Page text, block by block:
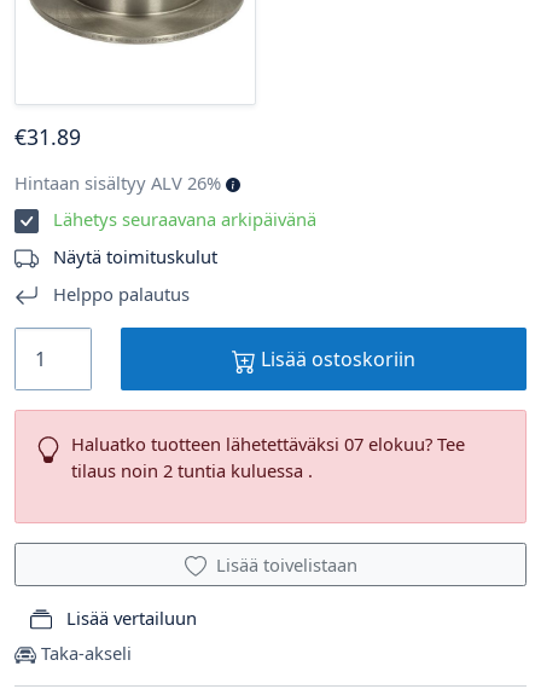
Taka-akseli
€31.89
Hintaan sisältyy ALV 26%
Lähetys seuraavana arkipäivänä
Näytä toimituskulut
Helppo palautus
Lisää ostoskoriin
Haluatko tuotteen lähetettäväksi 07 elokuu? Tee
tilaus noin 2 tuntia kuluessa .
Lisää toivelistaan
Lisää vertailuun